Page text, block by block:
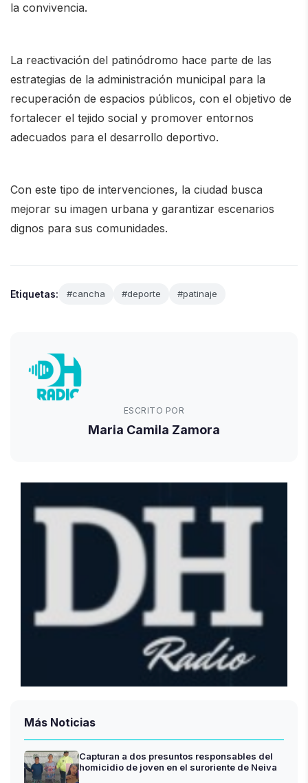
la convivencia.
La reactivación del patinódromo hace parte de las
estrategias de la administración municipal para la
recuperación de espacios públicos, con el objetivo de
fortalecer el tejido social y promover entornos
adecuados para el desarrollo deportivo.
Con este tipo de intervenciones, la ciudad busca
mejorar su imagen urbana y garantizar escenarios
dignos para sus comunidades.
Etiquetas: #cancha #deporte #patinaje
ESCRITO POR
Maria Camila Zamora
Más Noticias
Capturan a dos presuntos responsables del
homicidio de joven en el suroriente de Neiva